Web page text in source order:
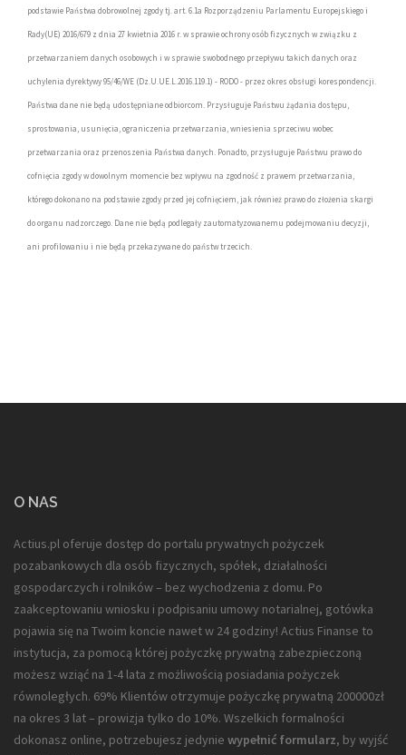
podstawie Państwa dobrowolnej zgody tj. art. 6.1a Rozporządzeniu Parlamentu Europejskiego i
Rady(UE) 2016/679 z dnia 27 kwietnia 2016 r. w sprawie ochrony osób fizycznych w związku z
przetwarzaniem danych osobowych i w sprawie swobodnego przepływu takich danych oraz
uchylenia dyrektywy 95/46/WE (Dz.U.UE.L.2016.119.1) - RODO - przez okres obsługi korespondencji.
Państwa dane nie będą udostępniane odbiorcom. Przysługuje Państwu żądania dostępu,
sprostowania, usunięcia, ograniczenia przetwarzania, wniesienia sprzeciwu wobec
przetwarzania oraz przenoszenia Państwa danych. Ponadto, przysługuje Państwu prawo do
cofnięcia zgody w dowolnym momencie bez wpływu na zgodność z prawem przetwarzania,
którego dokonano na podstawie zgody przed jej cofnięciem, jak również prawo do złożenia skargi
do organu nadzorczego. Dane nie będą podlegały zautomatyzowanemu podejmowaniu decyzji,
ani profilowaniu i nie będą przekazywane do państw trzecich.
O NAS
Actius.pl oferuje dostęp do portalu prywatnych pożyczek
pozabankowych dla osób fizycznych, spółek, działalności
gospodarczych i rolników– bez wychodzenia z domu. Po
zaakceptowaniu wniosku i podpisaniu umowy notarialnej, gotówka
pojawia się na Twoim koncie nawet w 24 godziny! Actius Finanse to
instytucja, za pomocą której pożyczkę prywatną zabezpieczoną
możesz wziąć na 1-4 lata z możliwością posiadania pożyczek
równoległych. 69% Klientów otrzymuje pożyczkę prywatną 200000zł
na okres 3 lat – prowizja tylko do 10%. Wszelkich formalności
dokonasz online, potrzebujesz jedynie wypełnić formularz, by wyjść